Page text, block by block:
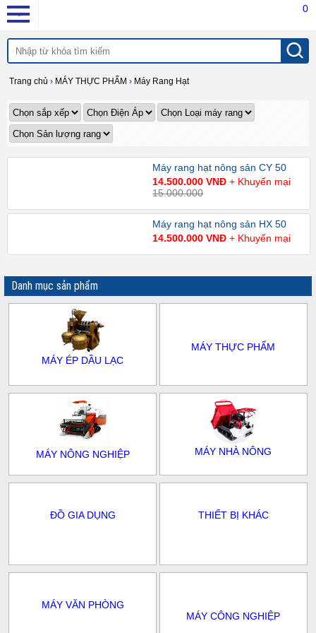
0
Trang chủ › MÁY THỰC PHẨM › Máy Rang Hạt
Máy rang hạt nông sản CY 50
14.500.000 VNĐ+ Khuyến mại
15.000.000
Máy rang hạt nông sản HX 50
14.500.000 VNĐ+ Khuyến mại
Danh mục sản phẩm
MÁY ÉP DẦU LẠC
MÁY THỰC PHẨM
MÁY NÔNG NGHIỆP MÁY NHÀ NÔNG
ĐỒ GIA DỤNG THIẾT BỊ KHÁC
MÁY VĂN PHÒNG
MÁY CÔNG NGHIỆP